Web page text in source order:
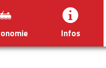
Infos